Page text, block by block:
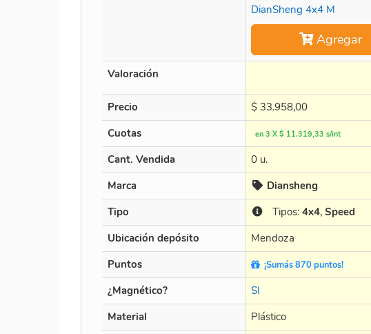
DianSheng 4x4 M
Agregar
Valoración
Precio $ 33.958,00
Cuotas
en 3 X $ 11.319,33 s/int
Cant. Vendida 0 u.
Marca Diansheng
Tipo
Tipos: 4x4, Speed
Ubicación depósito
Mendoza
Puntos
¡Sumás 870 puntos!
¿Magnético? SI
Material
Plástico